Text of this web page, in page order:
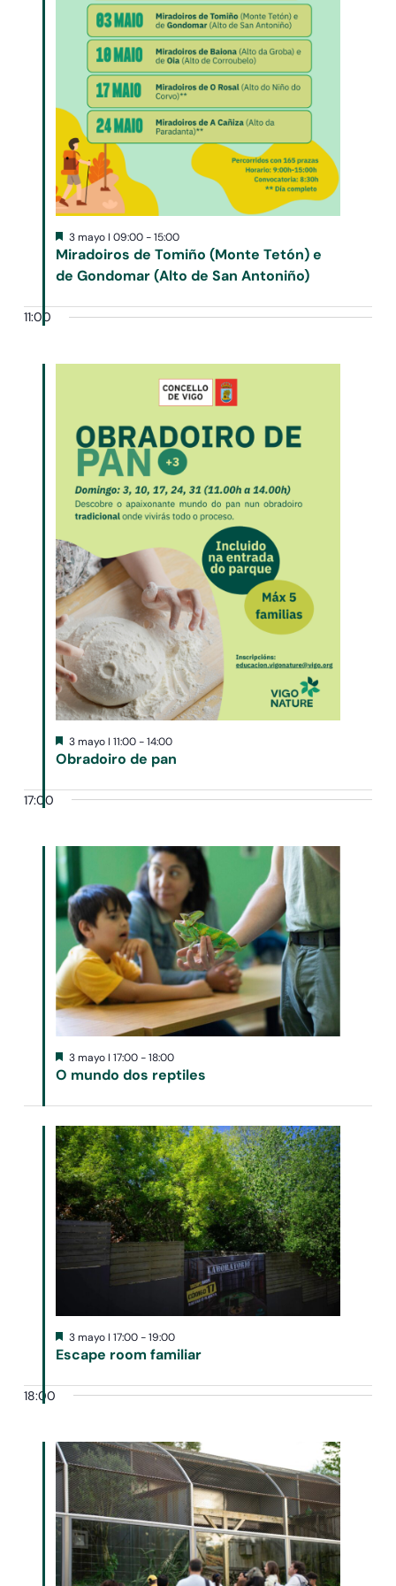
Miradoiros de Tomiño (Monte Tetón) e
de Gondomar (Alto de San Antoniño)
Destacado
3 mayo I 09:00-15:00
11:00
Obradoiro de pan
Destacado
3 mayo I 11:00-14:00
17:00
O mundo dos reptiles
Destacado
3 mayo I 17:00-18:00
Escape room familiar
Destacado
3 mayo I 17:00-19:00
18:00